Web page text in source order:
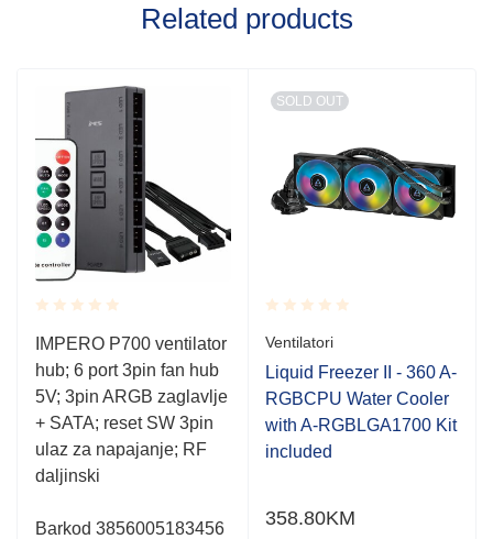
Related products
Rated
0.001
out
of
5
IMPERO P700 ventilator
hub; 6 port 3pin fan hub
5V; 3pin ARGB zaglavlje
+ SATA; reset SW 3pin
ulaz za napajanje; RF
daljinski
Barkod 3856005183456
SOLD OUT
Rated
0.001
out
of
5
Ventilatori
Liquid Freezer II - 360 A-
RGBCPU Water Cooler
with A-RGBLGA1700 Kit
included
358.80KM